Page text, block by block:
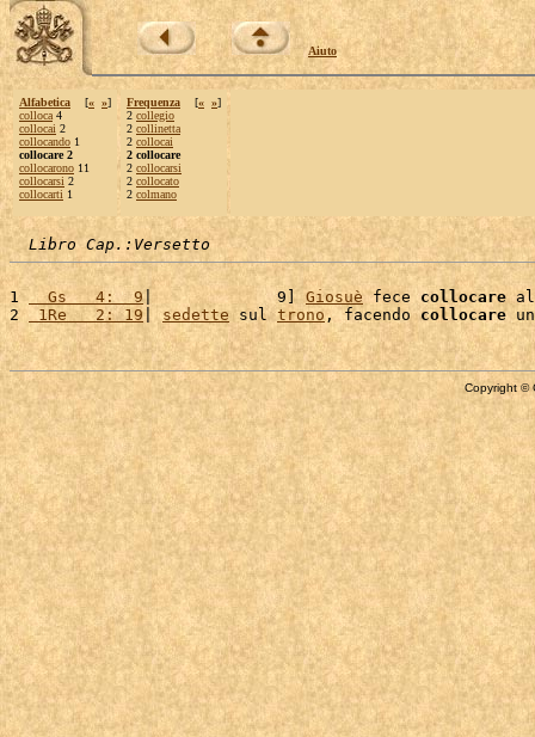
Aiuto
Alfabetica [« »]
colloca 4
collocai 2
collocando 1
collocare 2
collocarono 11
collocarsi 2
collocarti 1
Frequenza [« »]
2 collegio
2 collinetta
2 collocai
2 collocare
2 collocarsi
2 collocato
2 colmano
Libro Cap.:Versetto
1
  Gs   4:  9
|             9] Giosuè fece collocare
2
1Re   2: 19 sedette sul trono , facendo collocare
Copyright ©